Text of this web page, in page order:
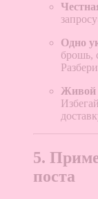
Одно
брошь,
Живой
5.
поста